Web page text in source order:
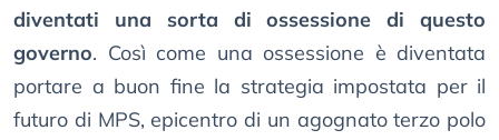
diventati una sorta di ossessione di questo
governo. Così come una ossessione è diventata
portare a buon fine la strategia impostata per il
futuro di MPS, epicentro di un agognato terzo polo